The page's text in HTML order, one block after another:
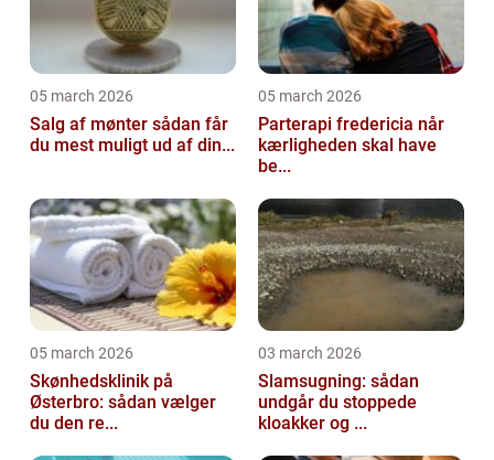
05 march 2026
Salg af mønter sådan får
du mest muligt ud af din...
05 march 2026
Parterapi fredericia når
kærligheden skal have
be...
05 march 2026
Skønhedsklinik på
Østerbro: sådan vælger
du den re...
03 march 2026
Slamsugning: sådan
undgår du stoppede
kloakker og ...